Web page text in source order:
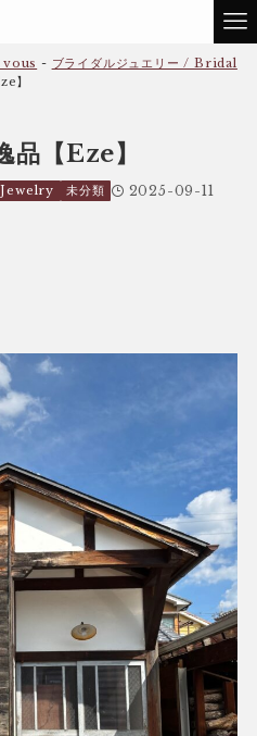
vous - ブライダルジュエリー / Bridal
】
品【Eze】
Jewelry 未分類 2025-09-11